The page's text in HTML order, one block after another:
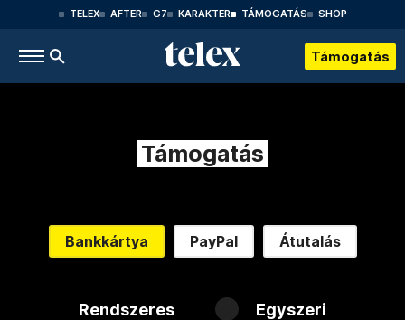
TELEX AFTER G7 KARAKTER TÁMOGATÁS SHOP
Támogatás
Támogatás
Bankkártya PayPal Átutalás
Rendszeres Egyszeri